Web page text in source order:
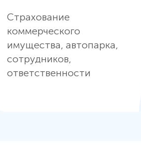
Страхование
коммерческого
имущества, автопарка,
сотрудников,
ответственности